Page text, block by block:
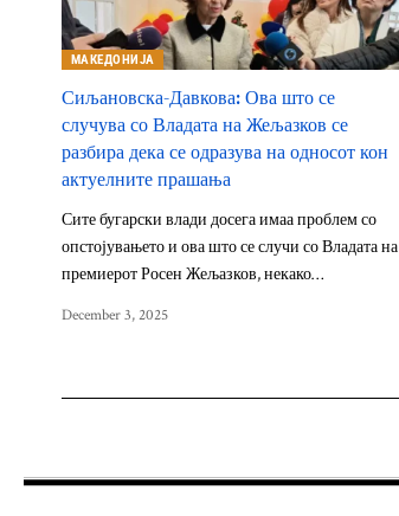
МАКЕДОНИЈА
Сиљановска-Давкова: Ова што се
случува со Владата на Жељазков се
разбира дека се одразува на односот кон
актуелните прашања
Сите бугарски влади досега имаа проблем со
опстојувањето и ова што се случи со Владата на
премиерот Росен Жељазков, некако…
December 3, 2025